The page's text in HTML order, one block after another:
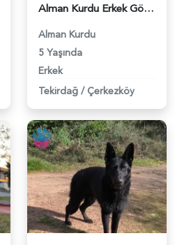
Alman Kurdu Erkek Gölgeye eş arıyorum - 118983742
Alman Kurdu
5 Yaşında
Erkek
Tekirdağ / Çerkezköy